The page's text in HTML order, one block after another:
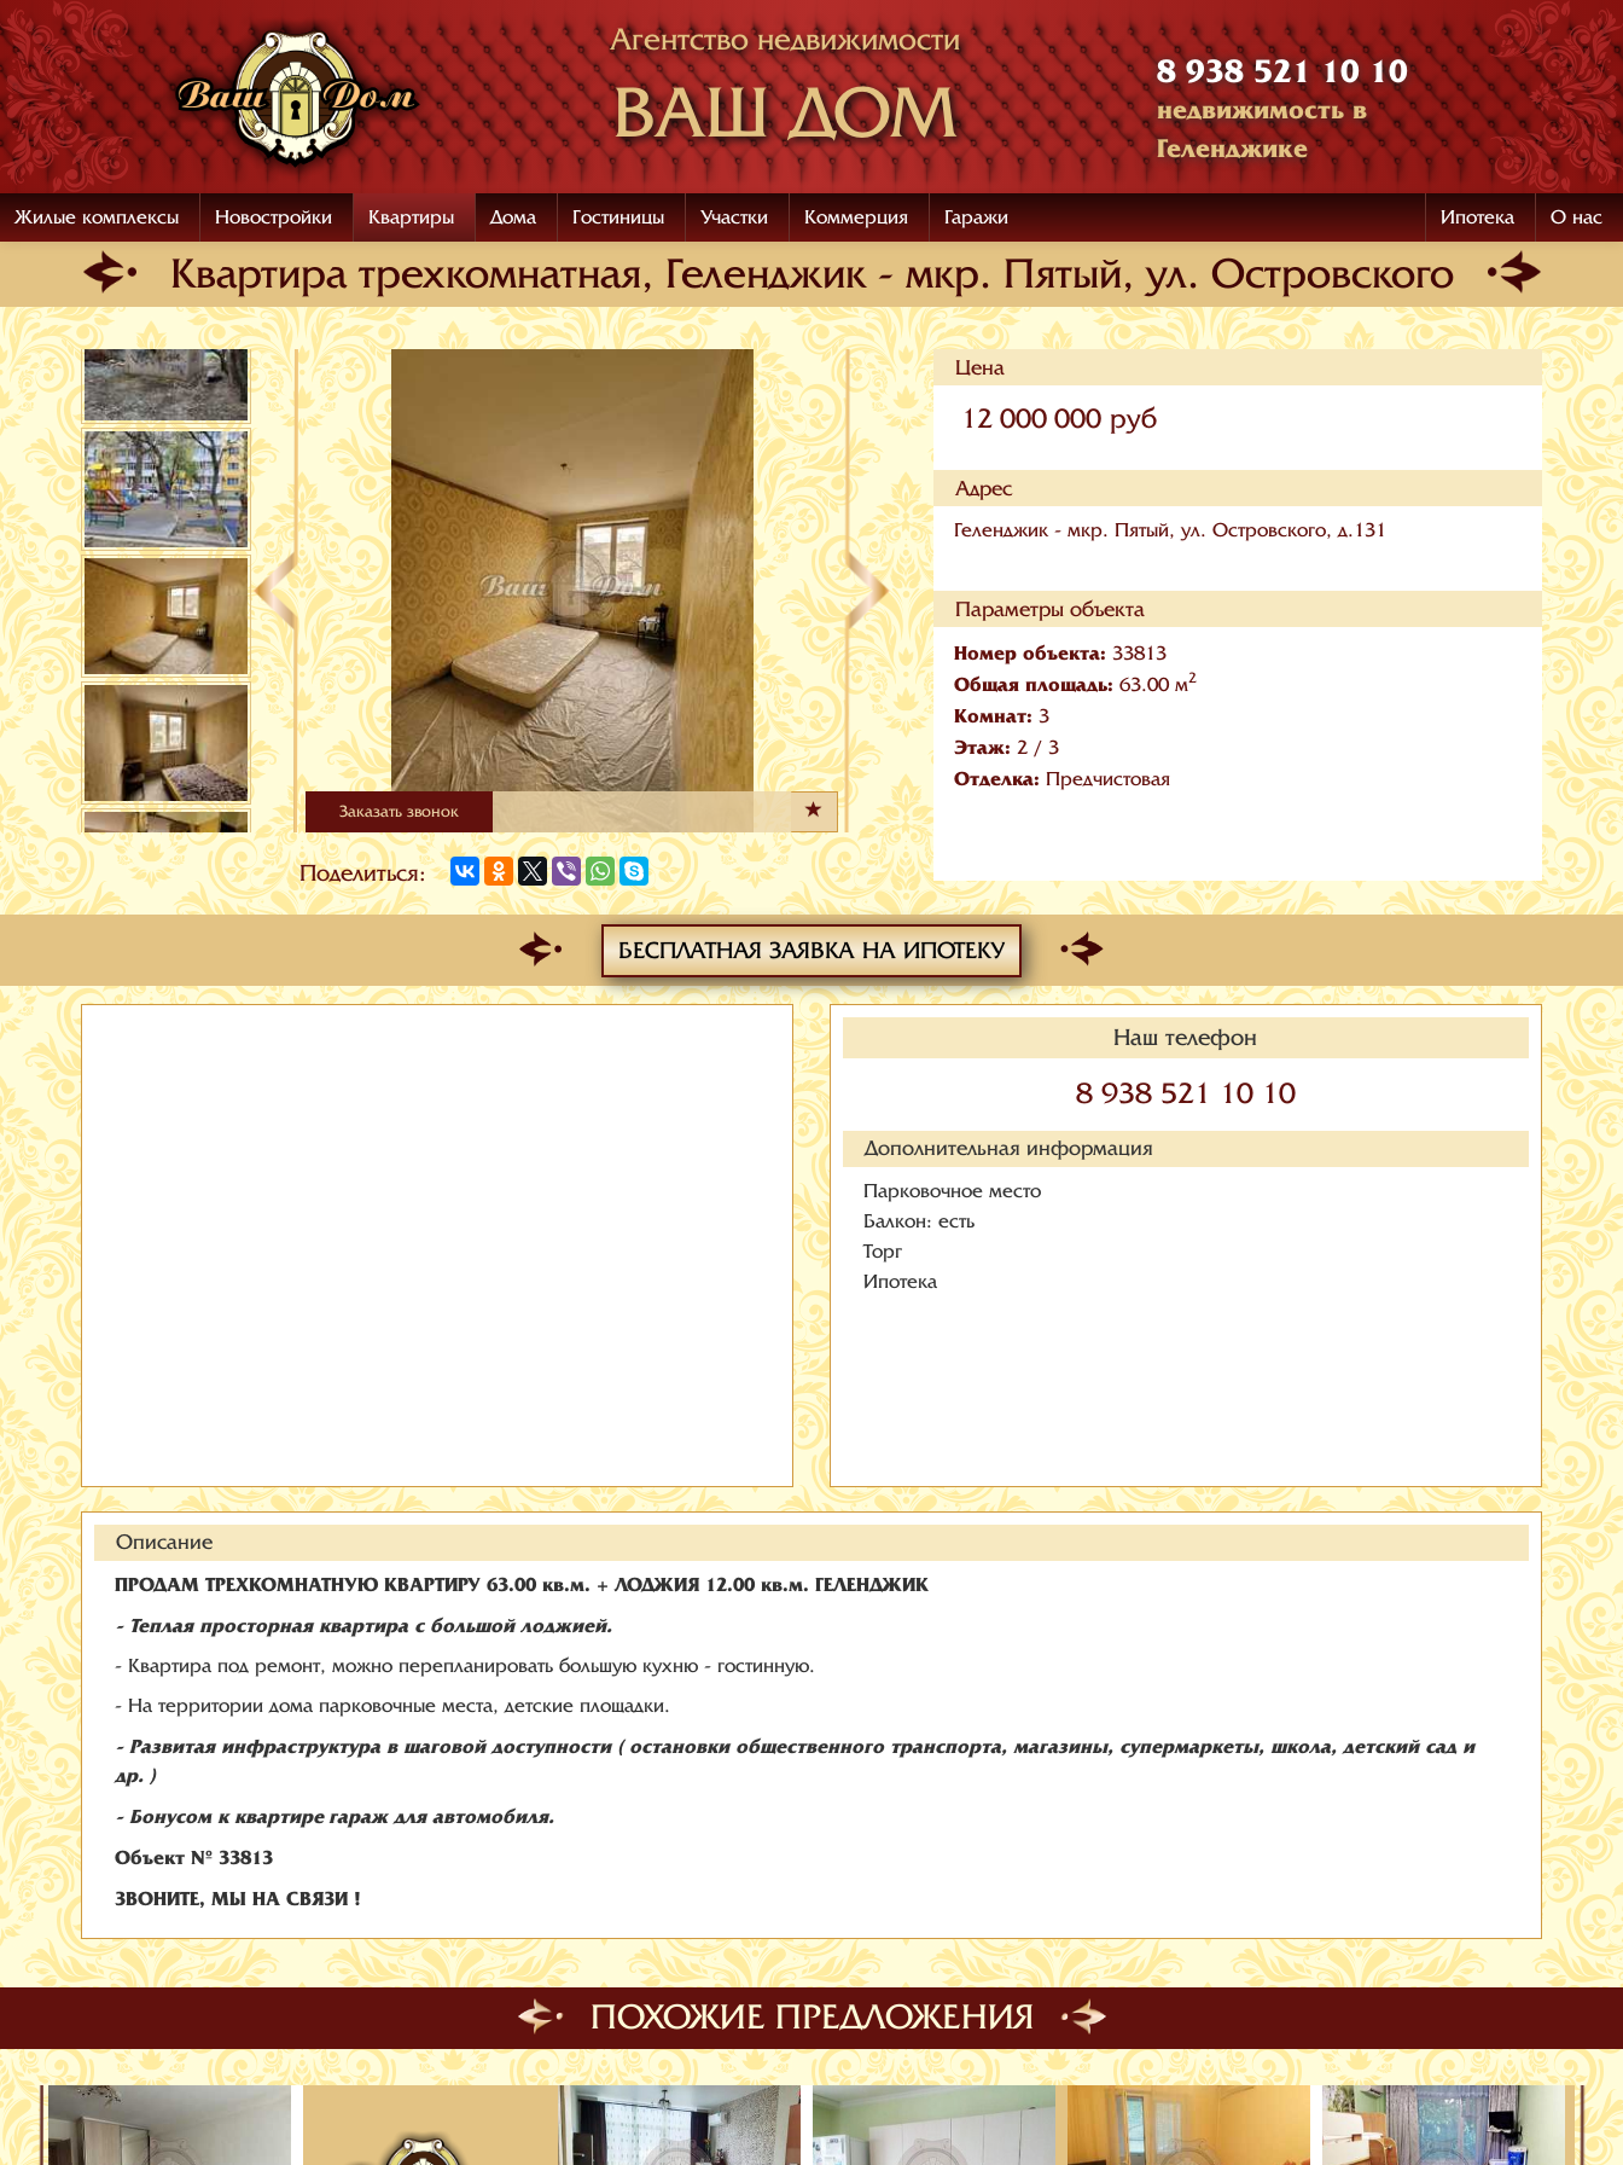
Агентство недвижимости
ВАШ ДОМ
8 938 521 10 10
недвижимость в
Геленджике
Жилые комплексы Новостройки Квартиры Дома Гостиницы Участки Коммерция Гаражи О нас
Ипотека
Квартира трехкомнатная, Геленджик - мкр. Пятый, ул. Островского
Заказать звонок
Поделиться:
Цена
12 000 000 руб
Адрес
Геленджик - мкр. Пятый, ул. Островского, д.131
Параметры объекта
Номер объекта: 33813
Общая площадь: 63.00 м2
Комнат: 3
Этаж: 2/ 3
Отделка: Предчистовая
БЕСПЛАТНАЯ ЗАЯВКА НА ИПОТЕКУ
Наш телефон
8 938 521 10 10
Дополнительная информация
Парковочное место
Балкон: есть
Торг
Ипотека
Описание
ПРОДАМ ТРЕХКОМНАТНУЮ КВАРТИРУ 63.00 кв.м. + ЛОДЖИЯ 12.00 кв.м. ГЕЛЕНДЖИК
- Теплая просторная квартира с большой лоджией.
- Квартира под ремонт, можно перепланировать большую кухню - гостинную.
- На территории дома парковочные места, детские площадки.
- Развитая инфраструктура в шаговой доступности ( остановки общественного транспорта, магазины, супермаркеты, школа, детский сад и
др. )
- Бонусом к квартире гараж для автомобиля.
Объект № 33813
ЗВОНИТЕ, МЫ НА СВЯЗИ !
ПОХОЖИЕ ПРЕДЛОЖЕНИЯ